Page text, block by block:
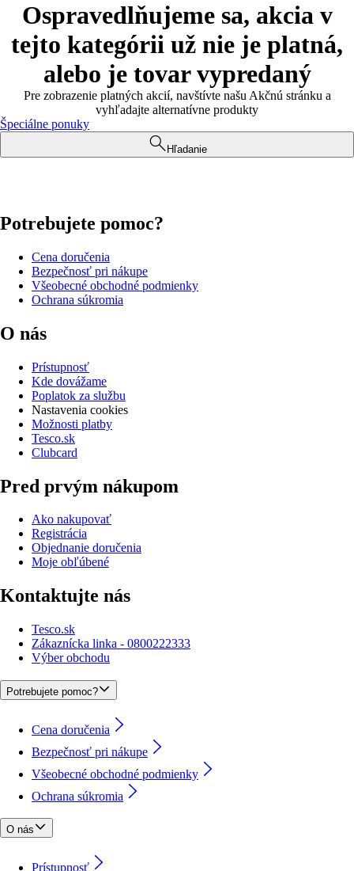
Ospravedlňujeme sa, akcia v
tejto kategórii už nie je platná,
alebo je tovar vypredaný
Pre zobrazenie platných akcií, navštívte našu Akčnú stránku a
vyhľadajte alternatívne produkty
Špeciálne ponuky
Hľadanie
Potrebujete pomoc?
Cena doručenia
Bezpečnosť pri nákupe
Všeobecné obchodné podmienky
Ochrana súkromia
O nás
Prístupnosť
Kde dovážame
Poplatok za službu
Nastavenia cookies
Možnosti platby
Tesco.sk
Clubcard
Pred prvým nákupom
Ako nakupovať
Registrácia
Objednanie doručenia
Moje obľúbené
Kontaktujte nás
Tesco.sk
Zákaznícka linka - 0800222333
Výber obchodu
Potrebujete pomoc?
Cena doručenia
Bezpečnosť pri nákupe
Všeobecné obchodné podmienky
Ochrana súkromia
O nás
Prístupnosť